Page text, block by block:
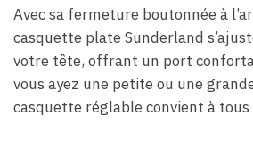
Avec sa fermeture boutonnée à
casquette plate Sunderland
votre tête, offrant un port
vous ayez une petite ou une
casquette réglable convient à